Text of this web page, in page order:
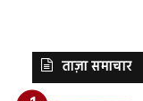
ताज़ा समाचार